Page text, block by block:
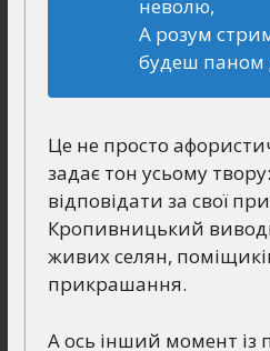
неволю,
А розум
будеш паном
Це не просто
задає тон усьому
відповідати за свої
Кропивницький
живих селян,
прикрашання.
А ось інший момент із